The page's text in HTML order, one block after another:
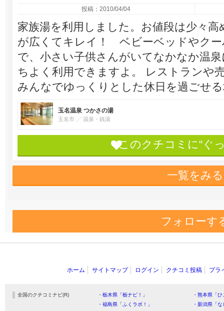
投稿：2010/04/04
家族湯を利用しました。お値段は少々
が広くてキレイ！ ベビーベッドやク
で、小さい子供さんがいてなかなか温
ちよく利用できますよ。 レストランや
みんなでゆっくりとした休日を過ごせ
玉名温泉 つかさの湯
玉名市 温泉・銭湯
このクチコミに“ぐ
一覧をみる
フォローす
ホーム サイトマップ ログイン クチコミ投稿 プラ
全国のクチコミナビ(R) ・栃木県「栃ナビ！」
・熊本県「
・福島県「ふくラボ！」
・新潟県「